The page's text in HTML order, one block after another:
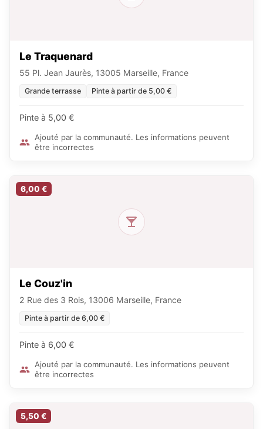
Le Traquenard
55 Pl. Jean Jaurès, 13005 Marseille, France
Grande terrasse Pinte à partir de 5,00 €
Pinte à 5,00 €
Ajouté par la communauté. Les informations peuvent
être incorrectes
6,00 €
Le Couz'in
2 Rue des 3 Rois, 13006 Marseille, France
Pinte à partir de 6,00 €
Pinte à 6,00 €
Ajouté par la communauté. Les informations peuvent
être incorrectes
5,50 €